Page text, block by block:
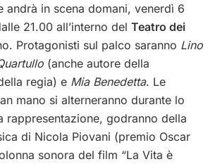
andrà in scena domani, venerdì 6
21.00 all’interno del Teatro dei
Protagonisti sul palco saranno Lino
(anche autore della
regia) e Mia Benedetta. Le
mano si alterneranno durante lo
rappresentazione, godranno della
di Nicola Piovani (premio Oscar
sonora del film “La Vita è